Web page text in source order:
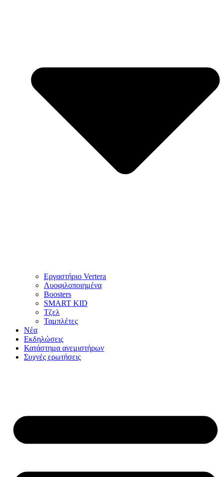
Εργαστήριο Vertera
Λυοφιλοποιημένα
Boosters
SMART KID
Τζελ
Ταμπλέτες
Νέα
Εκδηλώσεις
Κατάστημα ανεμιστήρων
Συχνές ερωτήσεις